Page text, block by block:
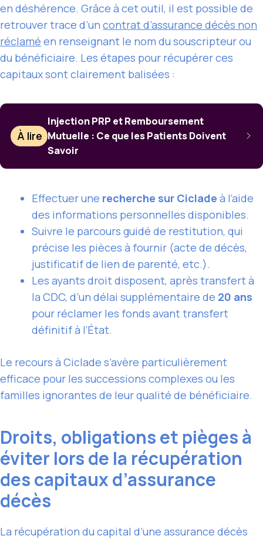
en déshérence. Grâce à cet outil, il est possible de
retrouver trace d’un contrat d’assurance décès non
réclamé en renseignant le nom du souscripteur ou
du bénéficiaire. Les étapes pour récupérer ces
capitaux sont clairement balisées :
À lire
Injection PRP et Remboursement
Mutuelle : Ce que les Patients Doivent
Savoir
Effectuer une recherche sur Ciclade à l’aide
des informations personnelles disponibles.
Suivre le parcours guidé de restitution, qui
précise les pièces à fournir (acte de décès,
justificatif de lien de parenté, etc.).
Les ayants droit disposent, après transfert à
la CDC, d’un délai supplémentaire de 20 ans
pour réclamer les fonds avant transfert
définitif à l’État.
Le recours à Ciclade s’avère particulièrement
efficace pour les successions complexes ou les
familles ignorantes de leur qualité de bénéficiaire.
Droits, obligations et pièges à
éviter lors de la récupération
des capitaux d’assurance
décès
La récupération du capital d’une assurance décès